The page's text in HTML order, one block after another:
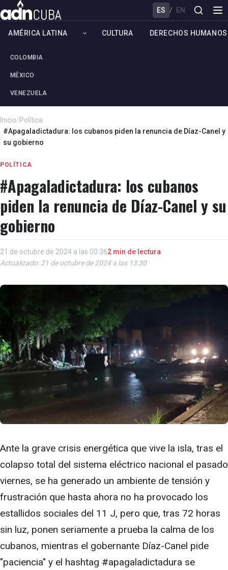
ES / EN
AMÉRICA LATINA
COLOMBIA
MÉXICO
VENEZUELA
CULTURA DERECHOS HUMANOS
Inicio/Política
/
#Apagaladictadura: los cubanos piden la renuncia de Díaz-Canel y
su gobierno
POLÍTICA
#Apagaladictadura: los cubanos
piden la renuncia de Díaz-Canel y su
gobierno
21 de octubre de 2024 a las 00:362 min de lectura
Actualizado: 21 de octubre de 2024 a las 13:30
Ante la grave crisis energética que vive la isla, tras el
colapso total del sistema eléctrico nacional el pasado
viernes, se ha generado un ambiente de tensión y
frustración que hasta ahora no ha provocado los
estallidos sociales del 11 J, pero que, tras 72 horas
sin luz, ponen seriamente a prueba la calma de los
cubanos, mientras el gobernante Díaz-Canel pide
"paciencia" y el hashtag #apagaladictadura se